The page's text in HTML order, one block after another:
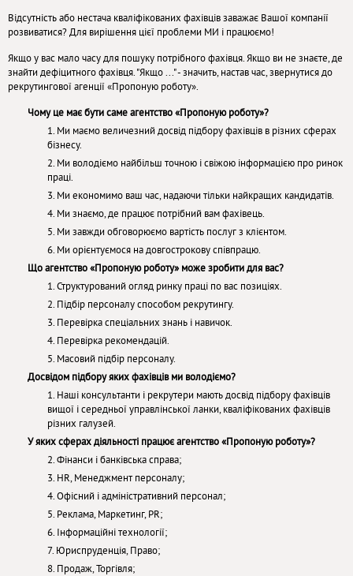
Відсутність або нестача кваліфікованих фахівців заважає Вашої компанії
розвиватися? Для вирішення цієї проблеми МИ і працюємо!
Якщо у вас мало часу для пошуку потрібного фахівця. Якщо ви не знаєте, де
знайти дефіцитного фахівця. "Якщо ..." - значить, настав час, звернутися до
рекрутингової агенції «Пропоную роботу».
Чому це має бути саме агентство «Пропоную роботу»?
1. Ми маємо величезний досвід підбору фахівців в різних сферах
бізнесу.
2. Ми володіємо найбільш точною і свіжою інформацією про ринок
праці.
3. Ми економимо ваш час, надаючи тільки найкращих кандидатів.
4. Ми знаємо, де працює потрібний вам фахівець.
5. Ми завжди обговорюємо вартість послуг з клієнтом.
6. Ми орієнтуємося на довгострокову співпрацю.
Що агентство «Пропоную роботу» може зробити для вас?
1. Структурований огляд ринку праці по вас позиціях.
2. Підбір персоналу способом рекрутингу.
3. Перевірка спеціальних знань і навичок.
4. Перевірка рекомендацій.
5. Масовий підбір персоналу.
Досвідом підбору яких фахівців ми володіємо?
1. Наші консультанти і рекрутери мають досвід підбору фахівців
вищої і середньої управлінської ланки, кваліфікованих фахівців
різних галузей.
У яких сферах діяльності працює агентство «Пропоную роботу»?
2. Фінанси і банківська справа;
3. HR, Менеджмент персоналу;
4. Офісний і адміністративний персонал;
5. Реклама, Маркетинг, PR;
6. Інформаційні технології;
7. Юриспруденція, Право;
8. Продаж, Торгівля;